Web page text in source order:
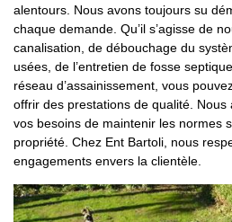
alentours. Nous avons toujours su
chaque demande. Qu’il s’agisse de
canalisation, de débouchage du
usées, de l’entretien de fosse
réseau d’assainissement, vous
offrir des prestations de qualité. Nous
vos besoins de maintenir les normes
propriété. Chez Ent Bartoli, nous
engagements envers la clientèle.